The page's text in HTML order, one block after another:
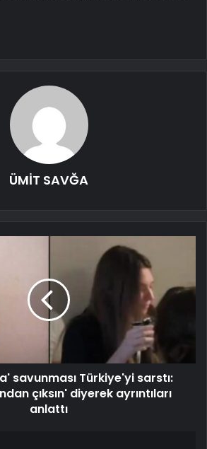
ÜMİT SAVĞA
savunması Türkiye'yi sarstı:
çıksın' diyerek ayrıntıları
anlattı